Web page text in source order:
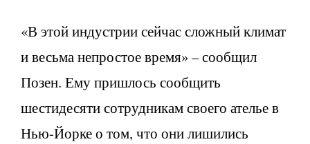
«В этой индустрии сейчас сложный климат
и весьма непростое время» – сообщил
Позен. Ему пришлось сообщить
шестидесяти сотрудникам своего ателье в
Нью-Йорке о том, что они лишились